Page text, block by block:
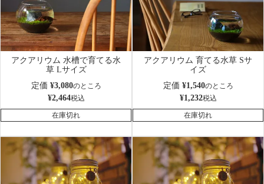
アクアリウム 水槽で育てる水
草 Lサイズ
定価 ¥3,080のところ
¥2,464税込
在庫切れ
アクアリウム 育てる水草 Sサ
イズ
定価 ¥1,540のところ
¥1,232税込
在庫切れ